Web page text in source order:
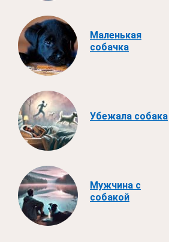
Маленькая
собачка
Убежала собака
Мужчина с
собакой